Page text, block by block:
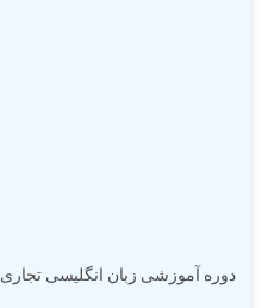
دوره آموزشی زبان انگلیسی تجاری